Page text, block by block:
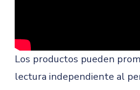
Los productos pueden
lectura independiente al